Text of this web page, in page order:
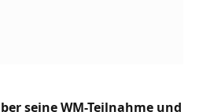
seine WM-Teilnahme und